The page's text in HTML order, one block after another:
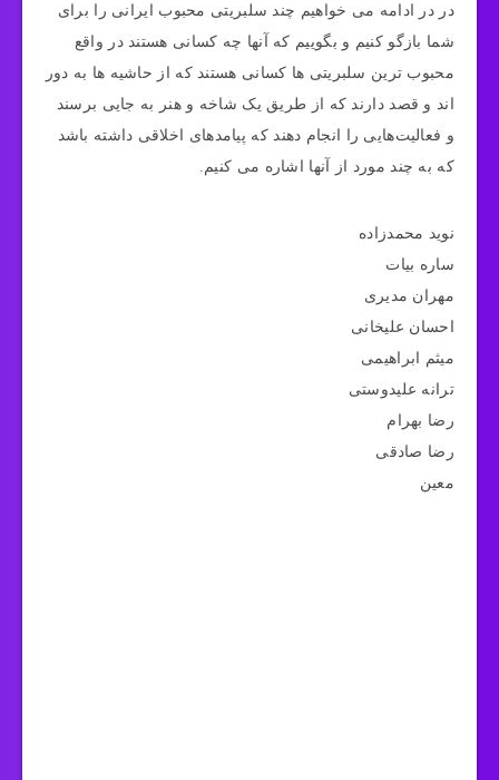
در در ادامه می خواهیم چند سلبریتی محبوب ایرانی را برای
شما بازگو کنیم و بگوییم که آنها چه کسانی هستند در واقع
محبوب ترین سلبریتی ها کسانی هستند که از حاشیه ها به دور
اند و قصد دارند که از طریق یک شاخه و هنر به جایی برسند
و فعالیت‌هایی را انجام دهند که پیامدهای اخلاقی داشته باشد
که به چند مورد از آنها اشاره می کنیم.
نوید محمدزاده
ساره بیات
مهران مدیری
احسان علیخانی
میثم ابراهیمی
ترانه علیدوستی
رضا بهرام
رضا صادقی
معین